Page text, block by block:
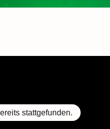
stattgefunden.